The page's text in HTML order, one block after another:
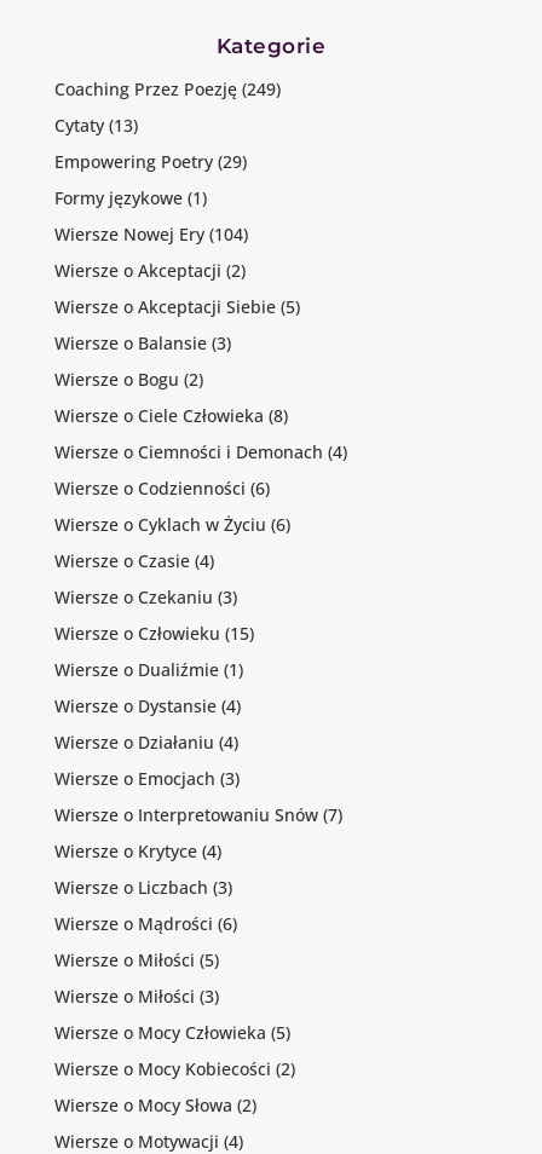
Kategorie
Coaching Przez Poezję(249)
Cytaty(13)
Empowering Poetry(29)
Formy językowe(1)
Wiersze Nowej Ery(104)
Wiersze o Akceptacji (2)
Wiersze o Akceptacji Siebie(5)
Wiersze o Balansie(3)
Wiersze o Bogu (2)
Wiersze o Ciele Człowieka (8)
Wiersze o Ciemności i Demonach (4)
Wiersze o Codzienności (6)
Wiersze o Cyklach w Życiu (6)
Wiersze o Czasie(4)
Wiersze o Czekaniu (3)
Wiersze o Człowieku (15)
Wiersze o Dualiźmie(1)
Wiersze o Dystansie(4)
Wiersze o Działaniu (4)
Wiersze o Emocjach (3)
Wiersze o Interpretowaniu Snów(7)
Wiersze o Krytyce(4)
Wiersze o Liczbach (3)
Wiersze o Mądrości (6)
Wiersze o Miłości (5)
Wiersze o Miłości (3)
Wiersze o Mocy Człowieka (5)
Wiersze o Mocy Kobiecości (2)
Wiersze o Mocy Słowa (2)
Wiersze o Motywacji (4)